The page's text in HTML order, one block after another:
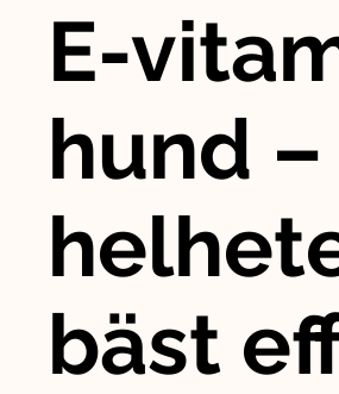
E-
hund
bäst